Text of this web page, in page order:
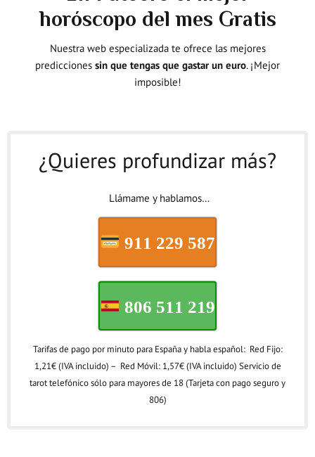
horóscopo del mes Gratis
Nuestra web especializada te ofrece las mejores
predicciones sin que tengas que gastar un euro. ¡Mejor
imposible!
¿Quieres profundizar más?
Llámame y hablamos…
911 229 587
806 511 219
Tarifas de pago por minuto para España y habla español: Red Fijo:
1,21€ (IVA incluido) – Red Móvil: 1,57€ (IVA incluido) Servicio de
tarot telefónico sólo para mayores de 18 (Tarjeta con pago seguro y
806)